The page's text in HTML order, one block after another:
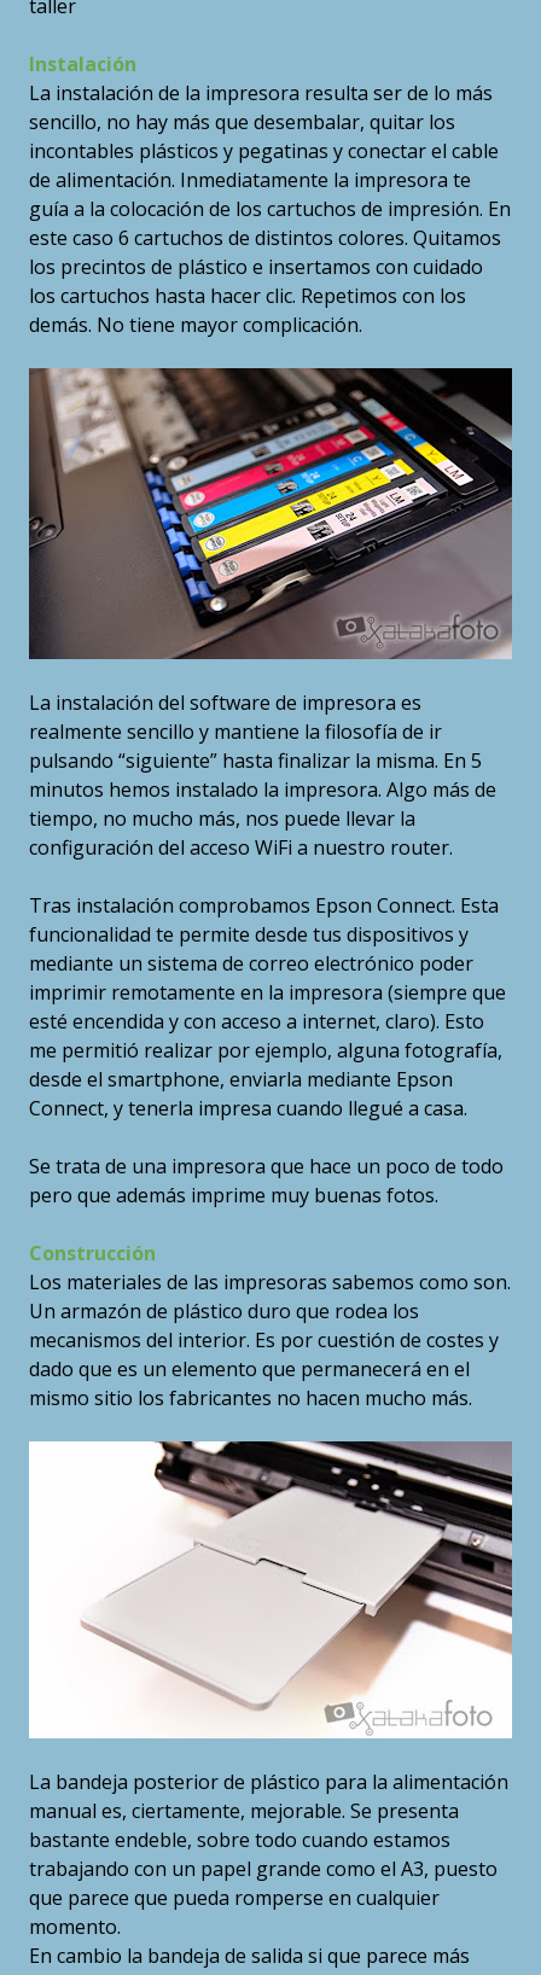
taller
Instalación
La instalación de la impresora resulta ser de lo más
sencillo, no hay más que desembalar, quitar los
incontables plásticos y pegatinas y conectar el cable
de alimentación. Inmediatamente la impresora te
guía a la colocación de los cartuchos de impresión. En
este caso 6 cartuchos de distintos colores. Quitamos
los precintos de plástico e insertamos con cuidado
los cartuchos hasta hacer clic. Repetimos con los
demás. No tiene mayor complicación.
La instalación del software de impresora es
realmente sencillo y mantiene la filosofía de ir
pulsando “siguiente” hasta finalizar la misma. En 5
minutos hemos instalado la impresora. Algo más de
tiempo, no mucho más, nos puede llevar la
configuración del acceso WiFi a nuestro router.
Tras instalación comprobamos Epson Connect. Esta
funcionalidad te permite desde tus dispositivos y
mediante un sistema de correo electrónico poder
imprimir remotamente en la impresora (siempre que
esté encendida y con acceso a internet, claro). Esto
me permitió realizar por ejemplo, alguna fotografía,
desde el smartphone, enviarla mediante Epson
Connect, y tenerla impresa cuando llegué a casa.
Se trata de una impresora que hace un poco de todo
pero que además imprime muy buenas fotos.
Construcción
Los materiales de las impresoras sabemos como son.
Un armazón de plástico duro que rodea los
mecanismos del interior. Es por cuestión de costes y
dado que es un elemento que permanecerá en el
mismo sitio los fabricantes no hacen mucho más.
La bandeja posterior de plástico para la alimentación
manual es, ciertamente, mejorable. Se presenta
bastante endeble, sobre todo cuando estamos
trabajando con un papel grande como el A3, puesto
que parece que pueda romperse en cualquier
momento.
En cambio la bandeja de salida si que parece más